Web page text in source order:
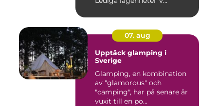
07. aug
Upptäck glamping i
Sverige
Glamping, en kombination
av "glamorous" och
"camping", har på senare år
vuxit till en po...